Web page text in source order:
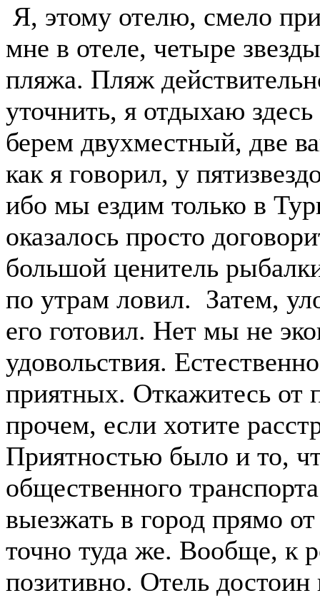
Я, этому отелю, смело
мне в отеле, четыре
пляжа. Пляж
уточнить, я отдыхаю
берем двухместный, две
как я говорил, у
ибо мы ездим только в
оказалось просто
большой ценитель
по утрам ловил. Затем,
его готовил. Нет мы не
удовольствия.
приятных. Откажитесь от
прочем, если хотите
Приятностью было и то,
общественного
выезжать в город прямо
точно туда же. Вообще, к
позитивно. Отель